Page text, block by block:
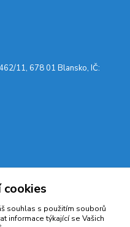
11, 678 01 Blansko, IČ:
cookies
souhlas s použitím souborů
informace týkající se Vašich